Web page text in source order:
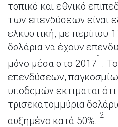
τοπικό και εθνικό
των επενδύσεων είναι
ελκυστική, με περίπου
δολάρια να έχουν
μόνο μέσα στο 20171 .
επενδύσεων,
υποδομών εκτιμάται
τρισεκατομμύρια
αυξημένο κατά 50%. 2